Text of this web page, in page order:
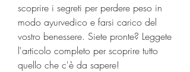
scoprire i segreti per perdere peso in
modo ayurvedico e farsi carico del
vostro benessere. Siete pronte? Leggete
l'articolo completo per scoprire tutto
quello che c'è da sapere!